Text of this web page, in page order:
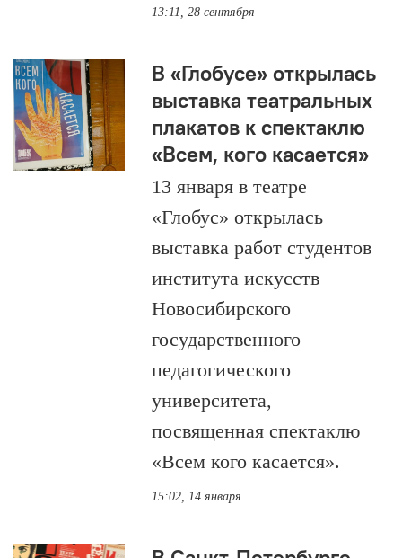
13:11, 28 сентября
В «Глобусе» открылась
выставка театральных
плакатов к спектаклю
«Всем, кого касается»
13 января в театре
«Глобус» открылась
выставка работ студентов
института искусств
Новосибирского
государственного
педагогического
университета,
посвященная спектаклю
«Всем кого касается».
15:02, 14 января